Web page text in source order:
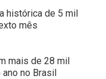
histórica de 5 mil
mês
mais de 28 mil
no Brasil